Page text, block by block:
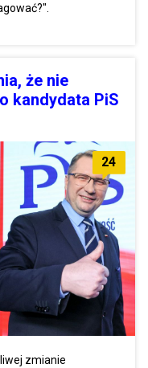
że nie
kandydata PiS
24
zmianie